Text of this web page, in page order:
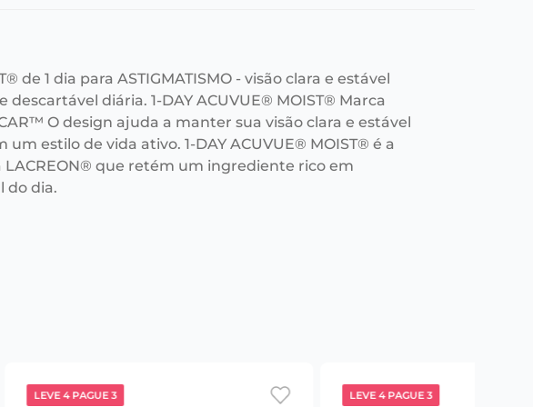
de 1 dia para ASTIGMATISMO - visão clara e estável
diária. 1-DAY ACUVUE® MOIST® Marca
O design ajuda a manter sua visão clara e estável
estilo de vida ativo. 1-DAY ACUVUE® MOIST® é a
que retém um ingrediente rico em
do dia.
LEVE 4 PAGUE 3 LEVE 4 PAGUE 3